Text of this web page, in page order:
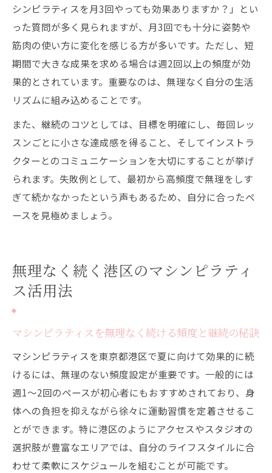
シンピラティスを月3回やっても効果ありますか？」とい
った質問が多く見られますが、月3回でも十分に姿勢や
筋肉の使い方に変化を感じる方が多いです。ただし、短
期間で大きな成果を求める場合は週2回以上の頻度が効
果的とされています。重要なのは、無理なく自分の生活
リズムに組み込めることです。
また、継続のコツとしては、目標を明確にし、毎回レッ
スンごとに小さな達成感を得ること、そしてインストラ
クターとのコミュニケーションを大切にすることが挙げ
られます。失敗例として、最初から高頻度で無理をしす
ぎて続かなかったという声もあるため、自分に合ったペ
ースを見極めましょう。
無理なく続く港区のマシンピラティ
ス活用法
マシンピラティスを無理なく続ける頻度と継続の秘訣
マシンピラティスを東京都港区で夏に向けて効果的に続
けるには、無理のない頻度設定が重要です。一般的には
週1〜2回のペースが初心者にもおすすめされており、身
体への負担を抑えながら徐々に運動習慣を定着させるこ
とができます。特に港区のようにアクセスやスタジオの
選択肢が豊富なエリアでは、自分のライフスタイルに合
わせて柔軟にスケジュールを組むことが可能です。